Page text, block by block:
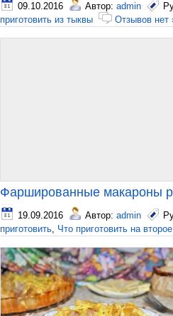
09.10.2016 Автор: admin
приготовить из тыквы
Отзывов нет
Фаршированные макароны
19.09.2016 Автор: admin
приготовить, Что приготовить на второе